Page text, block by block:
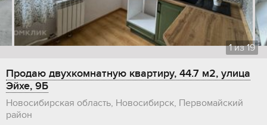
1из19
Продаю двухкомнатную квартиру, 44.7 м2, улица
Эйхе, 9Б
Новосибирская область, Новосибирск, Первомайский
район